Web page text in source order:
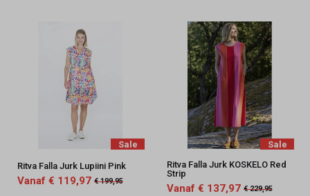
Sale
Ritva Falla Jurk Lupiini Pink
Vanaf € 119,97 € 199,95
Sale
Ritva Falla Jurk KOSKELO Red
Strip
Vanaf € 137,97 € 229,95